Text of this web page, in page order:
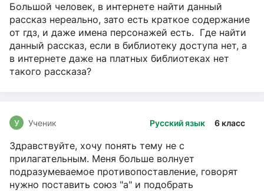
Большой человек, в интернете найти данный
рассказ нереально, зато есть краткое содержание
от гдз, и даже имена персонажей есть. Где найти
данный рассказ, если в библиотеку доступа нет, а
в интернете даже на платных библиотеках нет
такого рассказа?
Русский язык 6 класс
У Ученик
Здравствуйте, хочу понять тему не с
прилагательным. Меня больше волнует
подразумеваемое противопоставление, говорят
нужно поставить союз "а" и подобрать